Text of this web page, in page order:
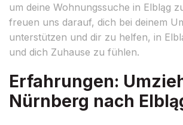
um deine Wohnungssuche in Elbląg
freuen uns darauf, dich bei deinem
unterstützen und dir zu helfen, in
und dich Zuhause zu fühlen.
Erfahrungen:
Nürnberg nach